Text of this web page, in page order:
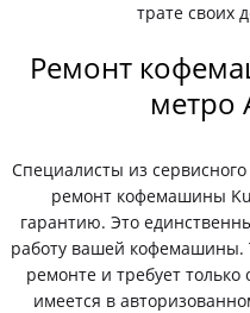
трате своих
Ремонт
метро
Специалисты из
ремонт кофемашины
гарантию. Это
работу вашей кофемашины.
ремонте и требует
имеется в